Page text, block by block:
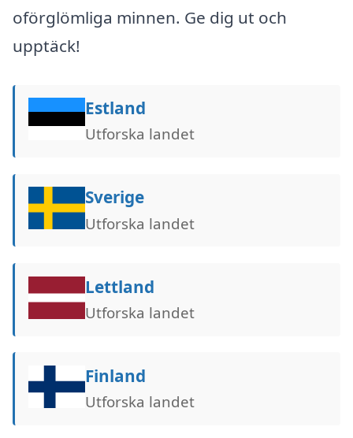
oförglömliga minnen. Ge dig ut och
upptäck!
Estland
Utforska landet
Sverige
Utforska landet
Lettland
Utforska landet
Finland
Utforska landet